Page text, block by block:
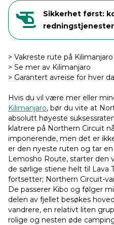
Sikkerhet først:
> Vakreste rute på
> Se mer av Kilimanjaro
> Garantert avreise for hver
Hvis du vil være mer eller
Kilimanjaro, bør du vite at
absolutt høyeste
klatrere på Northern Circuit
imponerende, men det er
er den nyeste ruten og tar
Lemosho Route, starter den
de sørlige stiene helt til Lava
fortsetter; Northern Circuit-
De passerer Kibo og følger
delen av fjellet besøkes
vandrere, en relativt liten
rolige og nesten øde